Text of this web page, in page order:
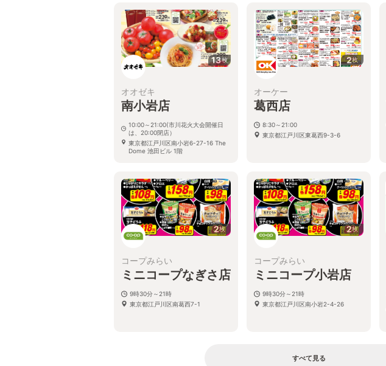
13枚
オオゼキ
南小岩店
10:00～21:00(市川花火大会開催日
は、20:00閉店）
東京都江戸川区南小岩6-27-16 The
Dome 池田ビル 1階
2枚
オーケー
葛西店
8:30～21:00
東京都江戸川区東葛西9-3-6
2枚
コープみらい
ミニコープなぎさ店
9時30分～21時
東京都江戸川区南葛西7-1
2枚
コープみらい
ミニコープ小岩店
9時30分～21時
東京都江戸川区南小岩2-4-26
すべて見る